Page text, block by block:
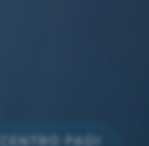
PADI